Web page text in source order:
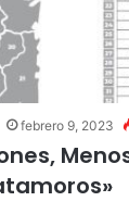
febrero 9, 2023